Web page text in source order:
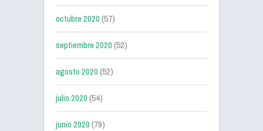
octubre 2020(57)
septiembre 2020(52)
agosto 2020(52)
julio 2020(54)
junio 2020(79)